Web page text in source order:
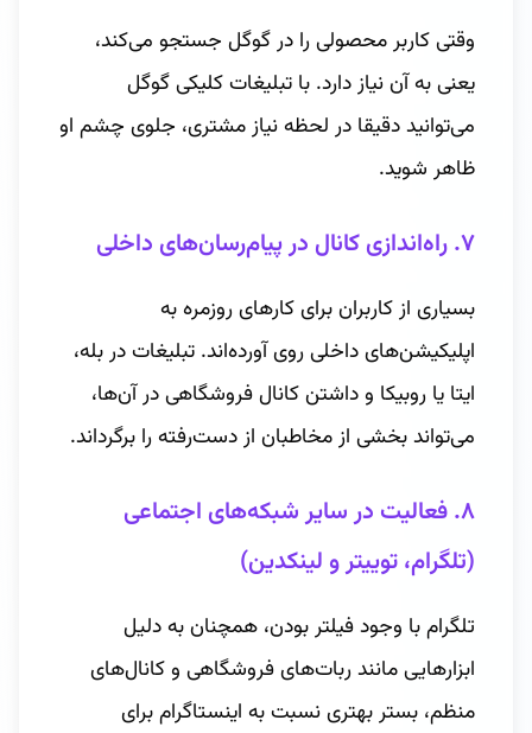
وقتی کاربر محصولی را در گوگل جستجو می‌کند،
یعنی به آن نیاز دارد. با تبلیغات کلیکی گوگل
می‌توانید دقیقا در لحظه نیاز مشتری، جلوی چشم او
ظاهر شوید.
۷. راه‌اندازی کانال در پیام‌رسان‌های داخلی
بسیاری از کاربران برای کارهای روزمره به
اپلیکیشن‌های داخلی روی آورده‌اند. تبلیغات در بله،
ایتا یا روبیکا و داشتن کانال فروشگاهی در آن‌ها،
می‌تواند بخشی از مخاطبان از دست‌رفته را برگرداند.
۸. فعالیت در سایر شبکه‌های اجتماعی
(تلگرام، توییتر و لینکدین)
تلگرام با وجود فیلتر بودن، همچنان به دلیل
ابزارهایی مانند ربات‌های فروشگاهی و کانال‌های
منظم، بستر بهتری نسبت به اینستاگرام برای